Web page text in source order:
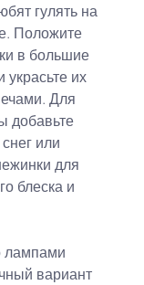
гулять на
Положите
в большие
их
Для
добавьте
или
для
блеска и
лампами
вариант